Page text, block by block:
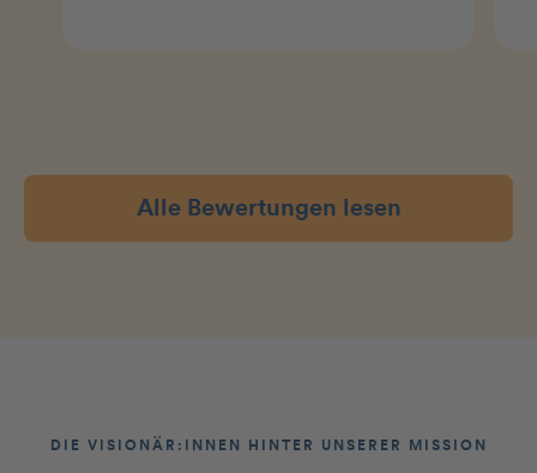
Alle Bewertungen lesen
DIE VISIONÄR:INNEN HINTER UNSERER MISSION